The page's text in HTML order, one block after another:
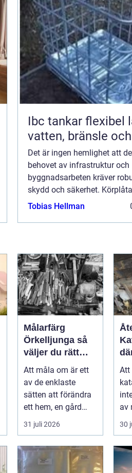
Ibc tankar flexibel lagring för
vatten, bränsle
Det är ingen hemlighet att
behovet av infrastruktur och
byggnadsarbeten kräver
skydd och säkerhet.
vägplattor som de också
Tobias Hellman
Målarfärg
Örkelljunga så
väljer du rätt
färg till hem och
gård
Att måla om är ett
av de enklaste
sätten att förändra
ett hem, en gård
eller en mindre
31 juli 2026
Att
av
30